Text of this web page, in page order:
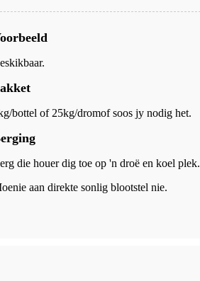
bottel of 25kg/dromof soos jy nodig het.
die houer dig toe op 'n droë en koel plek.
aan direkte sonlig blootstel nie.